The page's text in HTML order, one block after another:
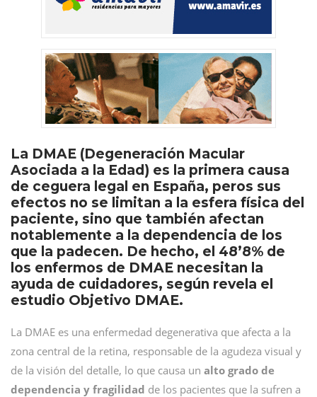
La DMAE (Degeneración Macular
Asociada a la Edad) es la primera causa
de ceguera legal en España, peros sus
efectos no se limitan a la esfera física del
paciente, sino que también afectan
notablemente a la dependencia de los
que la padecen. De hecho, el 48’8% de
los enfermos de DMAE necesitan la
ayuda de cuidadores, según revela el
estudio Objetivo DMAE.
La DMAE es una enfermedad degenerativa que afecta a la
zona central de la retina, responsable de la agudeza visual y
de la visión del detalle, lo que causa un alto grado de
dependencia y fragilidad de los pacientes que la sufren a